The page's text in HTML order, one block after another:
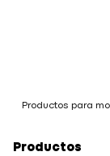
Productos para
Productos